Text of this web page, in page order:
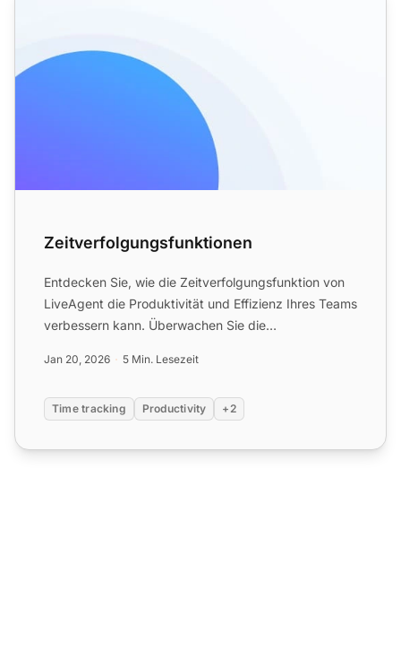
Zeitverfolgungsfunktionen
Entdecken Sie, wie die Zeitverfolgungsfunktion von
LiveAgent die Produktivität und Effizienz Ihres Teams
verbessern kann. Überwachen Sie die
Jan 20, 2026 5 Min. Lesezeit
Time tracking Productivity +2